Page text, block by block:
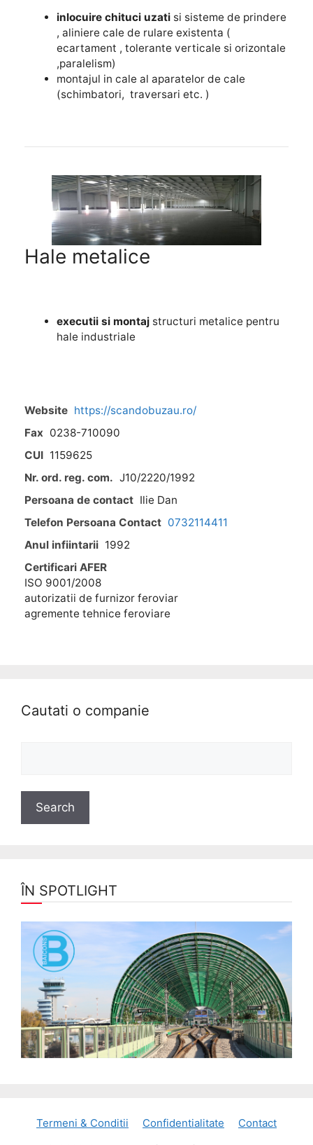
inlocuire chituci uzatisi sisteme de prindere
, aliniere cale de rulare existenta (
ecartament , tolerante verticale si orizontale
,paralelism)
montajul in cale al aparatelor de cale
(schimbatori, traversari etc. )
Hale metalice
executii si montajstructuri metalice pentru
hale industriale
Website https://scandobuzau.ro/
Fax 0238-710090
CUI 1159625
Nr. ord. reg. com. J10/2220/1992
Persoana de contact Ilie Dan
Telefon Persoana Contact 0732114411
Anul infiintarii 1992
Certificari AFER
ISO 9001/2008
autorizatii de furnizor feroviar
agremente tehnice feroviare
Cautati o companie
ÎN SPOTLIGHT
Termeni & Conditii Confidentialitate
Contact